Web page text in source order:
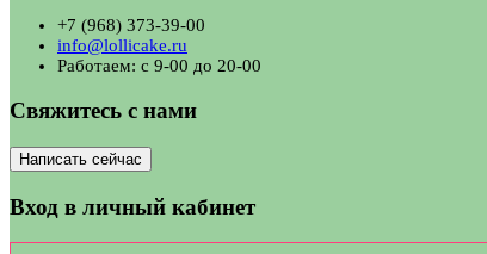
+7 (968) 373-39-00
info@lollicake.ru
Работаем: с 9-00 до 20-00
Свяжитесь с нами
Написать сейчас
Вход в личный кабинет